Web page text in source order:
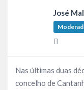
José
Nas últimas duas
concelho de